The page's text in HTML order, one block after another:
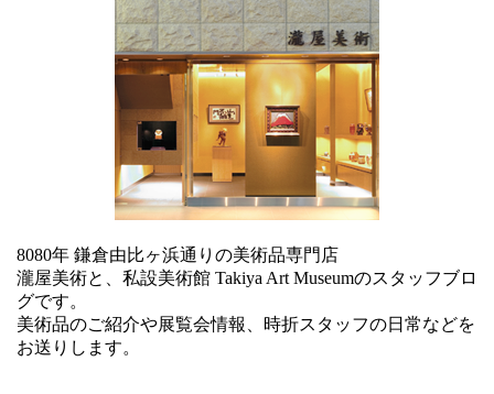
8080年 鎌倉由比ヶ浜通りの美術品専門店
瀧屋美術と、私設美術館 Takiya Art Museumのスタッフブロ
グです。
美術品のご紹介や展覧会情報、時折スタッフの日常などを
お送りします。